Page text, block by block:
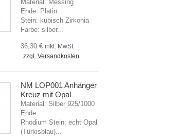
Material: Messing
Ende: Platin
Stein: kubisch Zirkonia
Farbe: silber...
36,30 € inkl. MwSt.
zzgl. Versandkosten
NM LOP001 Anhänger
Kreuz mit Opal
Material: Silber 925/1000
Ende:
Rhodium Stein: echt Opal
(Türkisblau)...